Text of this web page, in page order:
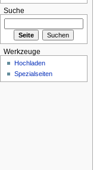
Suche
Werkzeuge
Hochladen
Spezialseiten